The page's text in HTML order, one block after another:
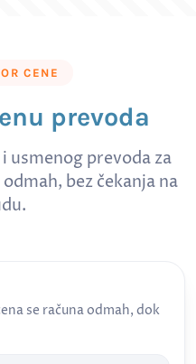
CENE
prevoda
usmenog prevoda za
bez čekanja na
se računa odmah, dok